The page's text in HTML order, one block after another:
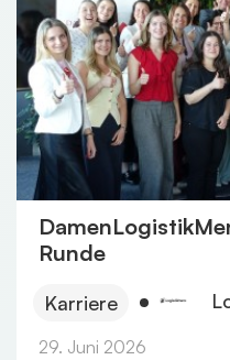
Runde
Karriere
29. Juni 2026